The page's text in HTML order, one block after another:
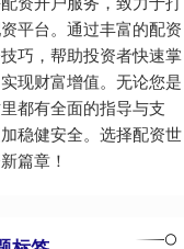
平台。通过丰富的配资
巧，帮助投资者快速掌
现财富增值。无论您是
都有全面的指导与支
稳健安全。选择配资世
篇章！